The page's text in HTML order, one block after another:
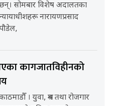
सोमबार विशेष अदालतका
नारायणप्रसाद
कागजातविहीनको
। युवा, श्रम तथा रोजगार